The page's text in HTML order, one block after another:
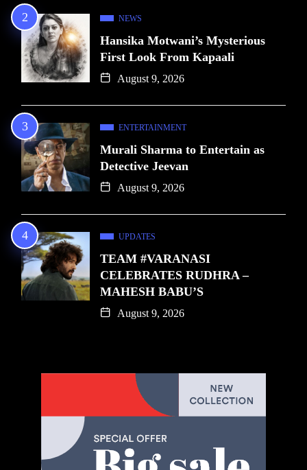
NEWS
Hansika Motwani’s Mysterious
First Look From Kapaali
August 9, 2026
ENTERTAINMENT
Murali Sharma to Entertain as
Detective Jeevan
August 9, 2026
UPDATES
TEAM #VARANASI
CELEBRATES RUDHRA –
MAHESH BABU’S
August 9, 2026